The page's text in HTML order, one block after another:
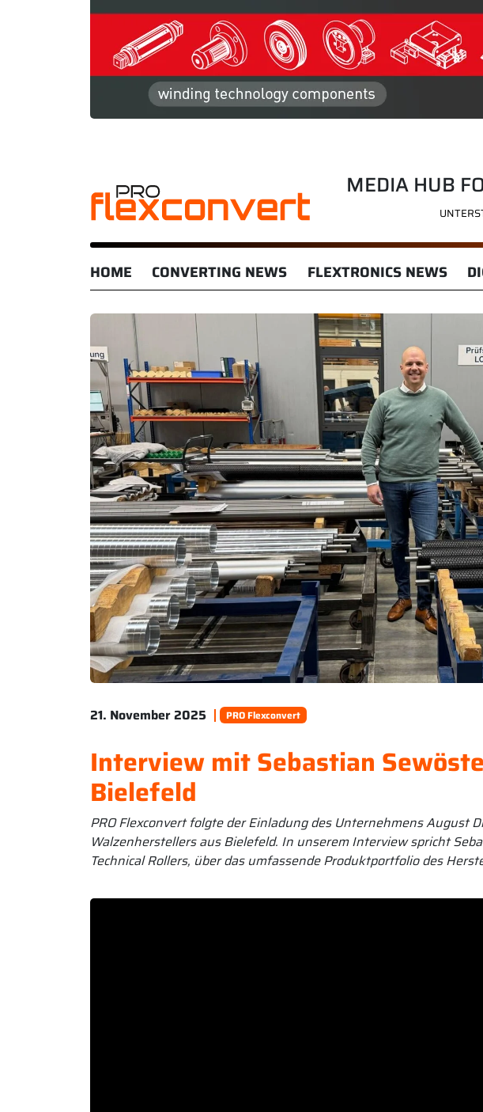
MEDIA HUB
HOME CONVERTING NEWS FLEXTRONICS NEWS
21. November 2025 PRO Flexconvert
Interview mit Sebastian
Bielefeld
PRO Flexconvert folgte der Einladung des Unternehmens August
Walzenherstellers aus Bielefeld. In unserem Interview spricht
Technical Rollers, über das umfassende Produktportfolio des